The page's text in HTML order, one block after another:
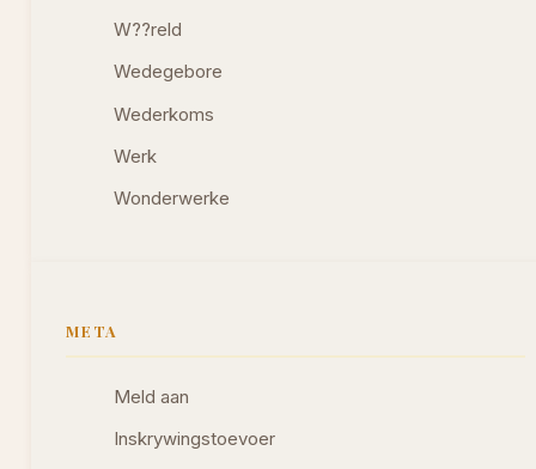
W??reld
Wedegebore
Wederkoms
Werk
Wonderwerke
META
Meld aan
Inskrywingstoevoer